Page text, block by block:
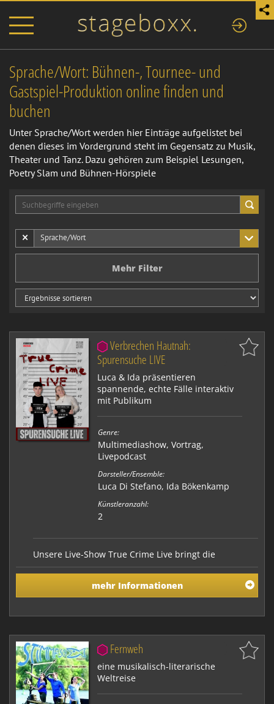
Sprache/Wort: Bühnen-, Tournee- und
Gastspiel-Produktion online finden und
buchen
Unter Sprache/Wort werden hier Einträge aufgelistet bei
denen dieses im Vordergrund steht im Gegensatz zu Musik,
Theater und Tanz. Dazu gehören zum Beispiel Lesungen,
Poetry Slam und Bühnen-Hörspiele
× Sprache/Wort
Mehr Filter
Verbrechen Hautnah:
Spurensuche LIVE
Luca & Ida präsentieren
spannende, echte Fälle interaktiv
mit Publikum
Genre:
Multimediashow, Vortrag,
Livepodcast
Darsteller/Ensemble:
Luca Di Stefano, Ida Bökenkamp
Künstleranzahl:
2
Unsere Live-Show True Crime Live bringt die
faszinierende Welt des True Crime direkt auf die
Bühne! Gemeinsam mit Ida und Luca, den Hosts des
erfolgreichen Podcasts Verbrechen Hautnah, erleben
die Zuschauer eine interaktive und spannende
mehr Informationen
Fernweh
eine musikalisch-literarische
Weltreise